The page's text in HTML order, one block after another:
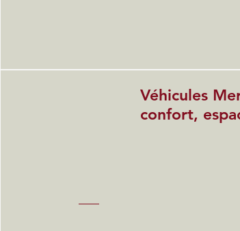
Véhicules
confort,